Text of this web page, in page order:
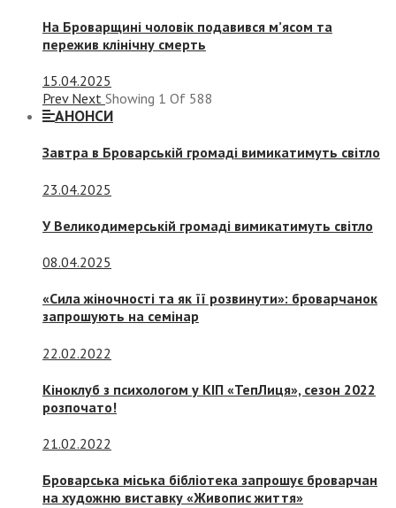
На Броварщині чоловік подавився м’ясом та
пережив клінічну смерть
15.04.2025
Prev Next Showing 1 Of 588
АНОНСИ
Завтра в Броварській громаді вимикатимуть світло
23.04.2025
У Великодимерській громаді вимикатимуть світло
08.04.2025
«Сила жіночності та як її розвинути»: броварчанок
запрошують на семінар
22.02.2022
Кіноклуб з психологом у КІП «ТепЛиця», сезон 2022
розпочато!
21.02.2022
Броварська міська бібліотека запрошує броварчан
на художню виставку «Живопис життя»